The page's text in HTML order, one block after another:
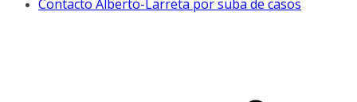
Contacto Alberto-Larreta por suba de casos